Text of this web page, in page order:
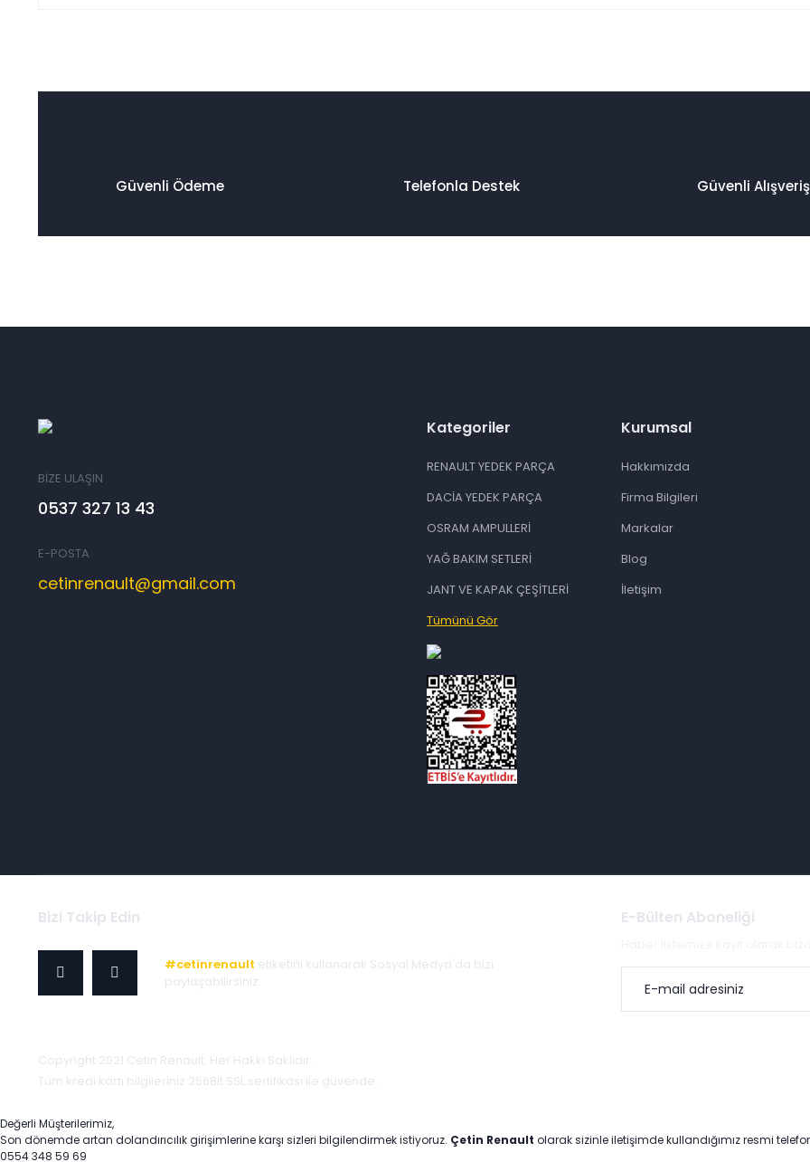
Ürün fiyatı diğer sitelerden daha pahalı.
Güvenli Ödeme Telefonla Destek Güvenli Alışveriş
BİZE ULAŞIN
0537 327 13 43
E-POSTA
cetinrenault@gmail.com
Kategoriler
RENAULT YEDEK PARÇA
DACİA YEDEK PARÇA
OSRAM AMPULLERİ
YAĞ BAKIM SETLERİ
JANT VE KAPAK ÇEŞİTLERİ
Tümünü Gör
Kurumsal
Hakkımızda
Firma Bilgileri
Markalar
Blog
İletişim
Bizi Takip Edin
#cetinrenault etiketini kullanarak Sosyal Medya'da bizi
paylaşabilirsiniz.
E-Bülten Aboneliği
Copyright 2021 Cetin Renault. Her Hakkı Saklıdır.
Tüm kredi kartı bilgileriniz 256Bit SSL sertifikası ile güvende.
Değerli Müşterilerimiz,
Son dönemde artan dolandırıcılık girişimlerine karşı sizleri bilgilendirmek istiyoruz. Çetin Renault olarak sizinle iletişimde kullandığımız resmi
0554 348 59 69